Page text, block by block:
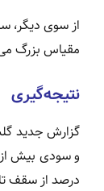
از سوی دیگر،
مقیاس بزرگ
نتیجه‌گیری
گزارش جدید
درصد از سقف